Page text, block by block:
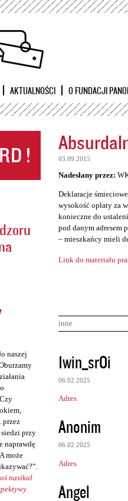
AKTUALNOŚCI O FUNDACJI
naszej
przez
przy
naprawdę
może
nasikał
03.09.2015
Nadesłany przez:
Deklaracje
wysokość opłaty za
konieczne do
pod danym adresem
– mieszkańcy mieli
Link do materiału
inne
K
o
m
e
n
t
r
z
1win_srOi
06.02.2025
Adres
Anonim
06.02.2025
Adres
Angel